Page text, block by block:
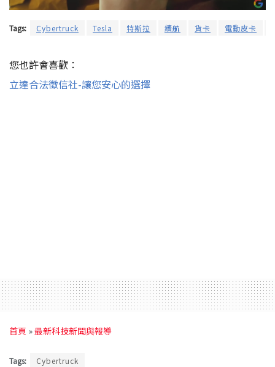
Tags: Cybertruck Tesla 特斯拉 續航 貨卡 電動皮卡
您也許會喜歡：
立達合法徵信社-讓您安心的選擇
首頁 »最新科技新聞與報導
Tags: Cybertruck